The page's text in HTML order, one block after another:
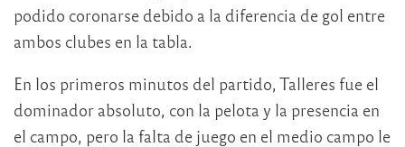
podido coronarse debido a la diferencia de gol entre
ambos clubes en la tabla.
En los primeros minutos del partido, Talleres fue el
dominador absoluto, con la pelota y la presencia en
el campo, pero la falta de juego en el medio campo le